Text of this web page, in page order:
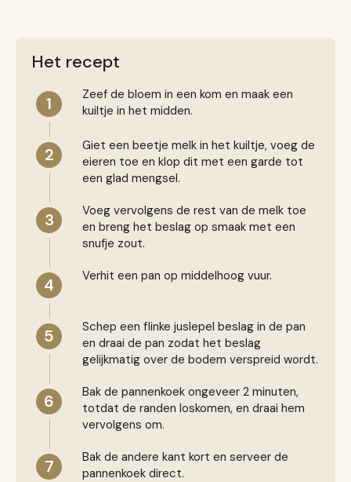
Het recept
1
Zeef de bloem in een kom en maak een
kuiltje in het midden.
2
Giet een beetje melk in het kuiltje, voeg de
eieren toe en klop dit met een garde tot
een glad mengsel.
3
Voeg vervolgens de rest van de melk toe
en breng het beslag op smaak met een
snufje zout.
4 Verhit een pan op middelhoog vuur.
5
Schep een flinke juslepel beslag in de pan
en draai de pan zodat het beslag
gelijkmatig over de bodem verspreid wordt.
6
Bak de pannenkoek ongeveer 2 minuten,
totdat de randen loskomen, en draai hem
vervolgens om.
7
Bak de andere kant kort en serveer de
pannenkoek direct.